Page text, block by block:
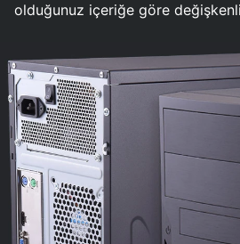
olduğunuz içeriğe göre